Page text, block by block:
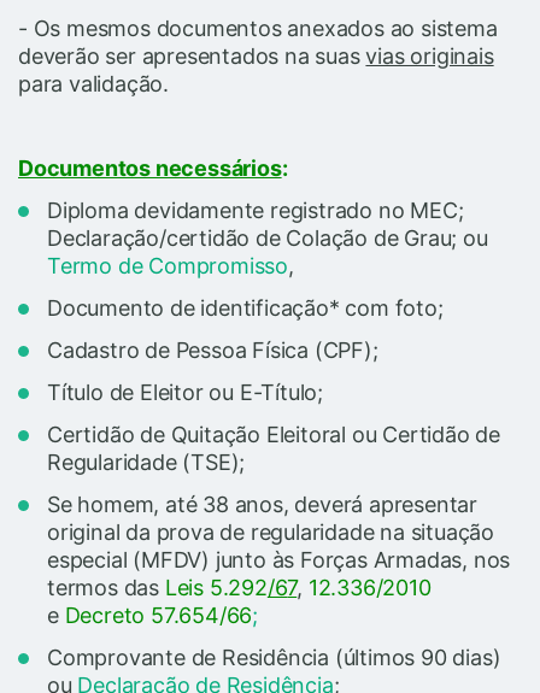
- Os mesmos documentos anexados ao sistema
deverão ser apresentados na suasvias originais
para validação.
Documentos necessários:
Diploma devidamente registrado no MEC;
Declaração/certidão de Colação de Grau; ou
Termo de Compromisso,
Documento de identificação* com foto;
Cadastro de Pessoa Física (CPF);
Título de Eleitor ou E-Título;
Certidão de Quitação Eleitoral ou Certidão de
Regularidade (TSE);
Se homem, até 38 anos, deverá apresentar
original da prova de regularidade na situação
especial (MFDV) junto às Forças Armadas, nos
termos das Leis 5.292/67, 12.336/2010
e Decreto 57.654/66;
Comprovante de Residência (últimos 90 dias)
ou Declaração de Residência;